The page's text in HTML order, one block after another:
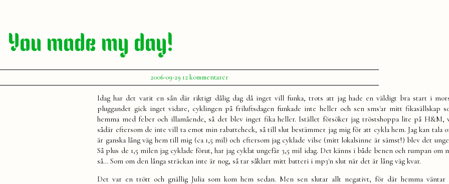
You made my day!
Publicerat
av
Julia
2006-09-29 12 kommentarertill
You
made
my
day!
Idag har det varit en sån där riktigt dålig dag då inget vill funka, trots att jag hade en väldigt bra start i
pluggandet gick inget vidare, cyklingen på friluftsdagen funkade inte heller och sen sms'ar mitt fikasällskap
hemma med feber och illamående, så det blev inget fika heller. Istället försöker jag tröstshoppa lite på H&M,
sådär eftersom de inte vill ta emot min rabattcheck, så till slut bestämmer jag mig för att cykla hem. Jag kan tala
är ganska lång väg hem till mig (ca 1,5 mil) och eftersom jag cyklade vilse (mitt lokalsinne är sämst!) blev det
Så plus de 1,5 milen jag cyklade förut, har jag cyklat ungefär 3,5 mil idag. Det känns i både benen och rumpan om
så… Som om den långa sträckan inte är nog, så tar såklart mitt batteri i mp3'n slut när det är lång väg kvar.
Det var en trött och gnällig Julia som kom hem sedan. Men sen slutar allt negativt, för där hemma väntar